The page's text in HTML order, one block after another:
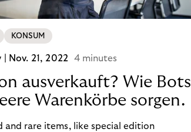
KONSUM
| Nov. 21, 2022 4 minutes
ausverkauft? Wie Bots
Warenkörbe sorgen.
and rare items, like special edition